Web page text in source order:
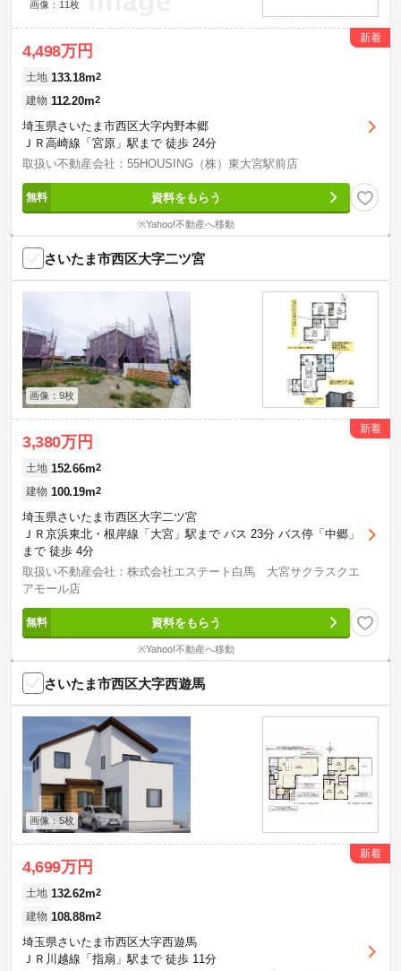
画像：11枚
4,498万円
新着
土地 133.18m2
建物 112.20m2
埼玉県さいたま市西区大字内野本郷
ＪＲ高崎線「宮原」駅まで 徒歩 24分
取扱い不動産会社：55HOUSING（株）東大宮駅前店
資料をもらう
※Yahoo!不動産へ移動
さいたま市西区大字二ツ宮
画像：9枚
3,380万円
新着
土地 152.66m2
建物 100.19m2
埼玉県さいたま市西区大字二ツ宮
ＪＲ京浜東北・根岸線「大宮」駅まで バス 23分 バス停「中郷」
まで 徒歩 4分
取扱い不動産会社：株式会社エステート白馬 大宮サクラスクエ
アモール店
資料をもらう
※Yahoo!不動産へ移動
さいたま市西区大字西遊馬
画像：5枚
4,699万円
新着
土地 132.62m2
建物 108.88m2
埼玉県さいたま市西区大字西遊馬
ＪＲ川越線「指扇」駅まで 徒歩 11分